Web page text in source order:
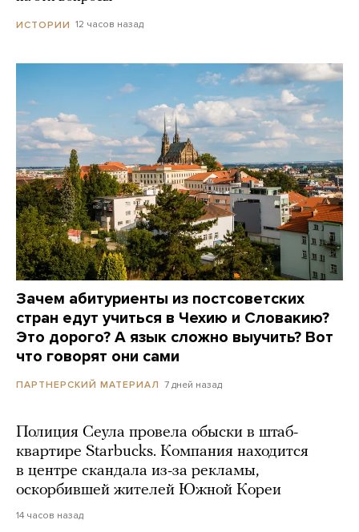
ИСТОРИИ 12 часов назад
Зачем абитуриенты из постсоветских
стран едут учиться в Чехию и Словакию?
Это дорого? А язык сложно выучить? Вот
что говорят они сами
ПАРТНЕРСКИЙ МАТЕРИАЛ 7 дней назад
Полиция Сеула провела обыски в штаб-
квартире Starbucks. Компания находится
в центре скандала из-за рекламы,
оскорбившей жителей Южной Кореи
14 часов назад